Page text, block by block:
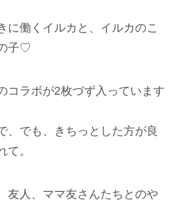
に働くイルカと、イルカのこ
子♡
コラボが2枚づず入っています
、でも、きちっとした方が良
て。
友人、ママ友さんたちとのや